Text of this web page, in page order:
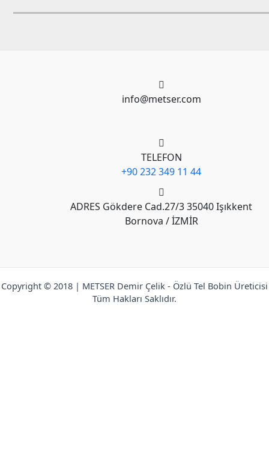
info@metser.com
TELEFON
+90 232 349 11 44
ADRES Gökdere Cad.27/3 35040 Işıkkent
Bornova / İZMİR
Copyright © 2018 | METSER Demir Çelik - Özlü Tel Bobin Üreticisi
Tüm Hakları Saklıdır.